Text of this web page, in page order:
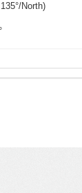
135°/North)